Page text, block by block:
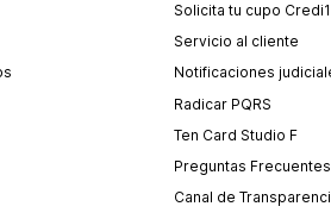
Solicita tu cupo
Servicio al cliente
Notificaciones
Radicar PQRS
Ten Card Studio F
Preguntas Frecuentes
Canal de